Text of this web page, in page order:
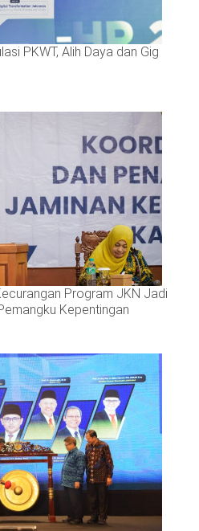
PKWT, Alih Daya dan Gig
Program JKN Jadi
Kepentingan